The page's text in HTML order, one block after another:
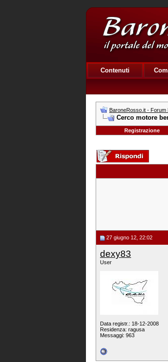
Contenuti
BaroneRosso.it - Forum
Cerco motore
Registrazione
27 giugno 12, 22:02
dexy83
User
Data registr.: 18-12-2008
Residenza: ragusa
Messaggi: 963